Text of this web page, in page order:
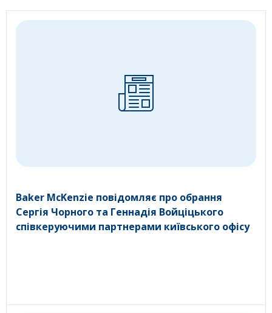
Baker McKenzie повідомляє про обрання
Сергія Чорного та Геннадія Войціцького
співкеруючими партнерами київського офісу